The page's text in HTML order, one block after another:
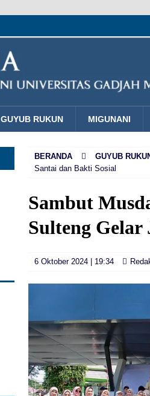
GUYUB RUKUN MIGUNANI
BERANDA GUYUB
Santai dan Bakti Sosial
Sambut
Sulteng Gelar
6 Oktober 2024 | 19:34